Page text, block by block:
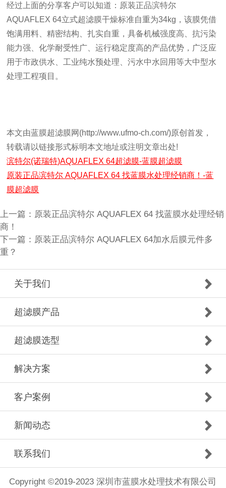
经过上面的分享客户可以知道：原装正品滨特尔
AQUAFLEX 64立式超滤膜干燥标准自重为34kg，该膜凭借
饱满用料、精密结构、扎实自重，具备机械强度高、抗污染
能力强、化学耐受性广、运行稳定度高的产品优势，广泛应
用于市政供水、工业纯水预处理、污水中水回用等大中型水
处理工程项目。
本文由蓝膜超滤膜网(http://www.ufmo-ch.com/)原创首发，
转载请以链接形式标明本文地址或注明文章出处!
滨特尔(诺瑞特)AQUAFLEX 64超滤膜-蓝膜超滤膜
原装正品滨特尔 AQUAFLEX 64 找蓝膜水处理经销商！-蓝
膜超滤膜
上一篇： 原装正品滨特尔 AQUAFLEX 64 找蓝膜水处理经销
商！
下一篇： 原装正品滨特尔 AQUAFLEX 64加水后膜元件多
重？
关于我们
超滤膜产品
超滤膜选型
解决方案
客户案例
新闻动态
联系我们
Copyright ©2019-2023 深圳市蓝膜水处理技术有限公司